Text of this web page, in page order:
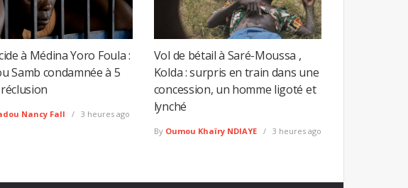
à Médina Yoro Foula :
Samb condamnée à 5
Nancy Fall 3 heures ago
Vol de bétail à Saré-Moussa ,
Kolda : surpris en train dans une
concession, un homme ligoté et
lynché
By Oumou Khaïry NDIAYE 3 heures ago